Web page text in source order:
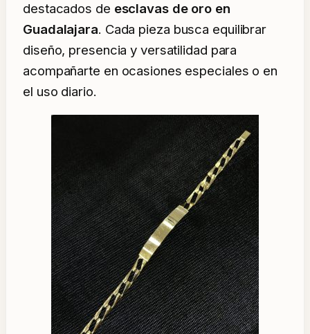
destacados de esclavas de oro en
Guadalajara. Cada pieza busca equilibrar
diseño, presencia y versatilidad para
acompañarte en ocasiones especiales o en
el uso diario.